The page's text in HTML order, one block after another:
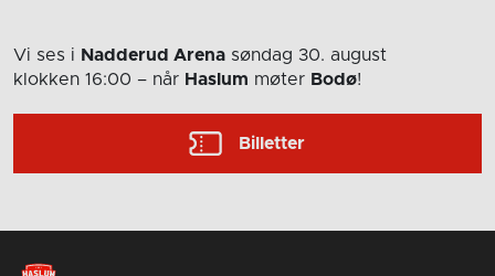
Vi ses i Nadderud Arena søndag 30. august
klokken 16:00 – når Haslum møter Bodø!
Billetter